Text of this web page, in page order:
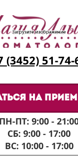
(3452) 51-74-
на
ПН-ПТ: 9:00 -
СБ: 9:00 - 17:00
ВС: 10:00 - 17:00